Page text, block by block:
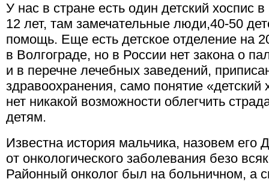
У нас в стране есть один детский хоспис
12 лет, там замечательные люди,40-50
помощь. Еще есть детское отделение на
в Волгограде, но в России нет закона о
и в перечне лечебных заведений,
здравоохранения, само понятие «детский
нет никакой возможности облегчить
детям.
Известна история мальчика, назовем его
от онкологического заболевания безо
Районный онколог был на больничном, а